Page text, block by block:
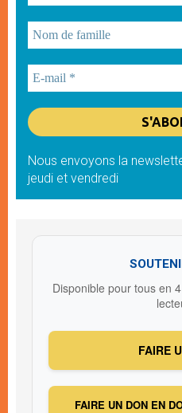
Nous envoyons la
jeudi et vendredi
Disponible pour tous en
FAIRE
FAIRE UN DON EN